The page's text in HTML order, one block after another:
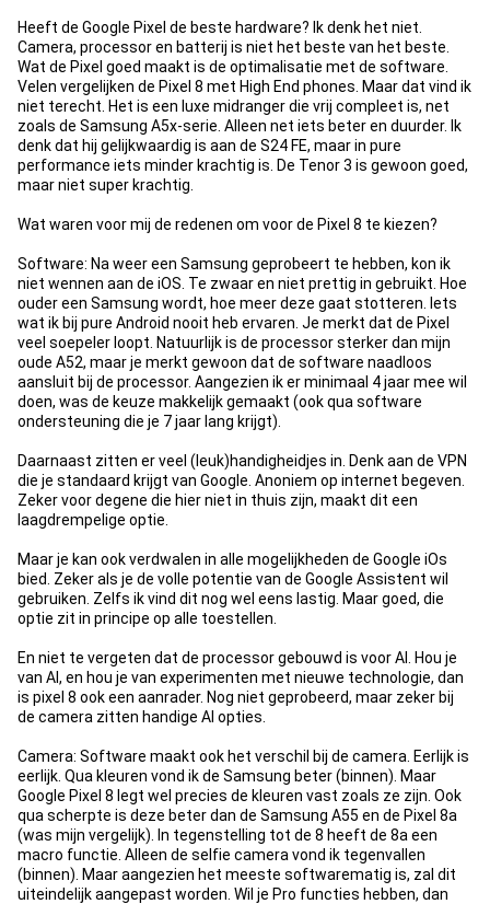
Heeft de Google Pixel de beste hardware? Ik denk het niet.
Camera, processor en batterij is niet het beste van het beste.
Wat de Pixel goed maakt is de optimalisatie met de software.
Velen vergelijken de Pixel 8 met High End phones. Maar dat vind ik
niet terecht. Het is een luxe midranger die vrij compleet is, net
zoals de Samsung A5x-serie. Alleen net iets beter en duurder. Ik
denk dat hij gelijkwaardig is aan de S24 FE, maar in pure
performance iets minder krachtig is. De Tenor 3 is gewoon goed,
maar niet super krachtig.
Wat waren voor mij de redenen om voor de Pixel 8 te kiezen?
Software: Na weer een Samsung geprobeert te hebben, kon ik
niet wennen aan de iOS. Te zwaar en niet prettig in gebruikt. Hoe
ouder een Samsung wordt, hoe meer deze gaat stotteren. Iets
wat ik bij pure Android nooit heb ervaren. Je merkt dat de Pixel
veel soepeler loopt. Natuurlijk is de processor sterker dan mijn
oude A52, maar je merkt gewoon dat de software naadloos
aansluit bij de processor. Aangezien ik er minimaal 4 jaar mee wil
doen, was de keuze makkelijk gemaakt (ook qua software
ondersteuning die je 7 jaar lang krijgt).
Daarnaast zitten er veel (leuk)handigheidjes in. Denk aan de VPN
die je standaard krijgt van Google. Anoniem op internet begeven.
Zeker voor degene die hier niet in thuis zijn, maakt dit een
laagdrempelige optie.
Maar je kan ook verdwalen in alle mogelijkheden de Google iOs
bied. Zeker als je de volle potentie van de Google Assistent wil
gebruiken. Zelfs ik vind dit nog wel eens lastig. Maar goed, die
optie zit in principe op alle toestellen.
En niet te vergeten dat de processor gebouwd is voor AI. Hou je
van AI, en hou je van experimenten met nieuwe technologie, dan
is pixel 8 ook een aanrader. Nog niet geprobeerd, maar zeker bij
de camera zitten handige AI opties.
Camera: Software maakt ook het verschil bij de camera. Eerlijk is
eerlijk. Qua kleuren vond ik de Samsung beter (binnen). Maar
Google Pixel 8 legt wel precies de kleuren vast zoals ze zijn. Ook
qua scherpte is deze beter dan de Samsung A55 en de Pixel 8a
(was mijn vergelijk). In tegenstelling tot de 8 heeft de 8a een
macro functie. Alleen de selfie camera vond ik tegenvallen
(binnen). Maar aangezien het meeste softwarematig is, zal dit
uiteindelijk aangepast worden. Wil je Pro functies hebben, dan